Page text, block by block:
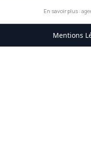
En savoir plus :
Mentions